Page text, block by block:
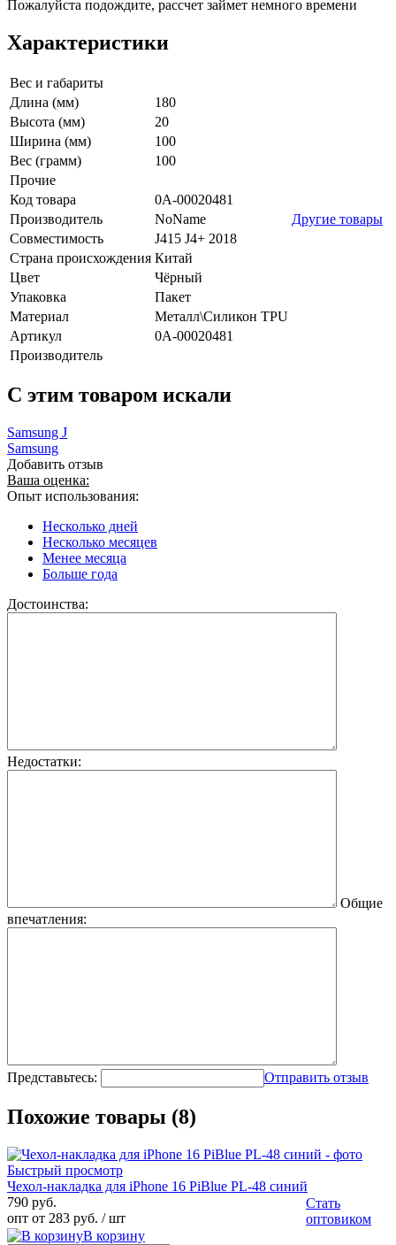
Пожалуйста подождите, рассчет займет немного времени
Характеристики
Вес и габариты
Длина (мм)
180
Высота (мм)
20
Ширина (мм)
100
Вес (грамм)
100
Прочие
Код товара
0А-00020481
Производитель
NoName
Другие товары
Совместимость
J415 J4+ 2018
Страна происхождения Китай
Цвет
Чёрный
Упаковка
Пакет
Материал
Металл\Силикон TPU
Артикул
0А-00020481
Производитель
C этим товаром искали
Samsung J
Samsung
Добавить отзыв
Ваша оценка:
Опыт использования:
Несколько дней
Несколько месяцев
Менее месяца
Больше года
Достоинства:
Недостатки:
Общие
впечатления:
Представьтесь: Отправить отзыв
Похожие товары (8)
Быстрый просмотр
Чехол-накладка для iPhone 16 PiBlue PL-48 синий
790 руб.
опт от 283 руб. / шт
Стать
оптовиком
В корзину